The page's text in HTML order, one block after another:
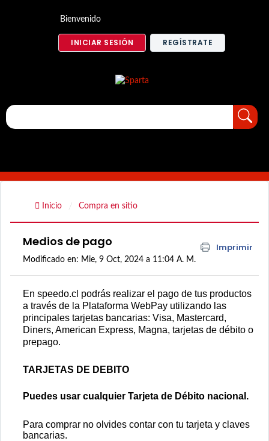
Bienvenido
INICIAR SESIÓN REGÍSTRATE
Inicio Compra en sitio
Medios de pago Imprimir
Modificado en: Mie, 9 Oct, 2024 a 11:04 A. M.
En speedo.cl podrás realizar el pago de tus productos
a través de la Plataforma WebPay utilizando las
principales tarjetas bancarias: Visa, Mastercard,
Diners, American Express, Magna, tarjetas de débito o
prepago.
TARJETAS DE DEBITO
Puedes usar cualquier Tarjeta de Débito nacional.
Para comprar no olvides contar con tu tarjeta y claves
bancarias.